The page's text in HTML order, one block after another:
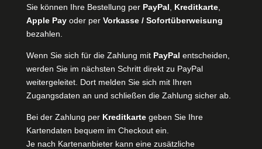
Sie können Ihre Bestellung per PayPal Kreditkarte,
Apple Pay oder per Vorkasse / Sofortüberweisung
bezahlen.
Wenn Sie sich für die Zahlung mit PayPal entscheiden,
werden Sie im nächsten Schritt direkt zu PayPal
weitergeleitet. Dort melden Sie sich mit Ihren
Zugangsdaten an und schließen die Zahlung sicher ab.
Bei der Zahlung per Kreditkartegeben Sie Ihre
Kartendaten bequem im Checkout ein.
Je nach Kartenanbieter kann eine zusätzliche